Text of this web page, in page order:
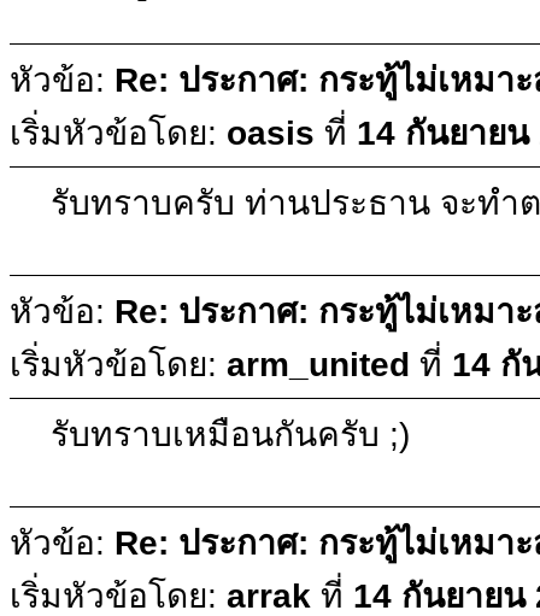
หัวข้อ: Re: ประกาศ: กระทู้ไม่เหมา
เริ่มหัวข้อโดย: oasis ที่ 14 กันยายน
รับทราบครับ ท่านประธาน จะทำ
หัวข้อ: Re: ประกาศ: กระทู้ไม่เหมา
เริ่มหัวข้อโดย: arm_united ที่ 14 กั
รับทราบเหมือนกันครับ ;)
หัวข้อ: Re: ประกาศ: กระทู้ไม่เหมา
เริ่มหัวข้อโดย: arrak ที่ 14 กันยายน